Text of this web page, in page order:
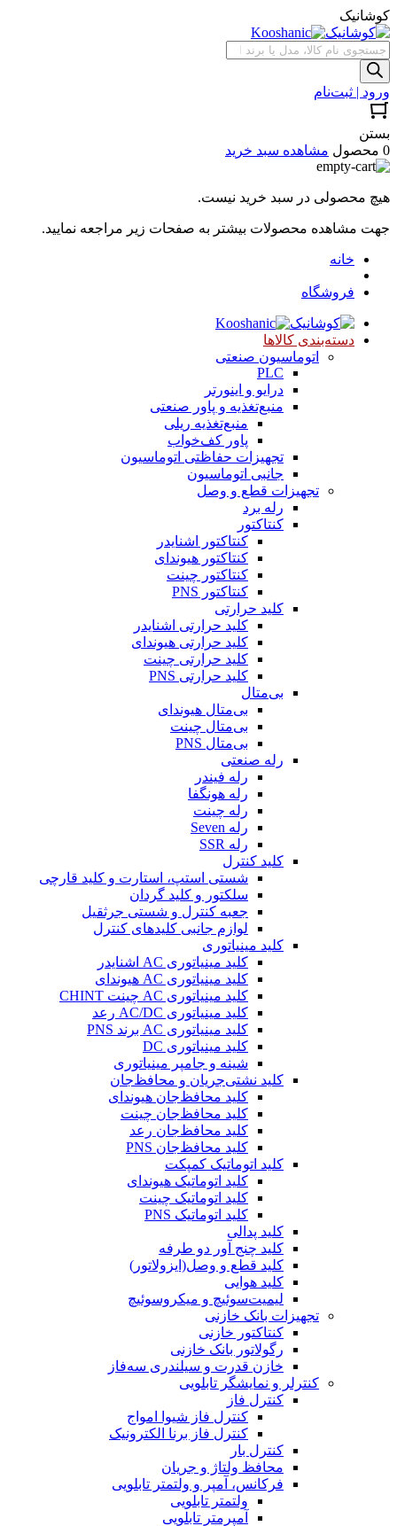
کوشانیک
جستجوی
محصولات
ورود | ثبت‌نام
بستن
0 محصول
مشاهده سبد خرید
هیچ محصولی در سبد خرید نیست.
جهت مشاهده محصولات بیشتر به صفحات زیر مراجعه نمایید.
خانه
فروشگاه
دسته‌بندی کالاها
اتوماسیون صنعتی
PLC
درایو و اینورتر
منبع‌تغذیه و پاور صنعتی
منبع‌تغذیه ریلی
پاور کف‌خواب
تجهیزات حفاظتی اتوماسیون
جانبی اتوماسیون
تجهیزات قطع و وصل
رله برد
کنتاکتور
کنتاکتور اشنایدر
کنتاکتور هیوندای
کنتاکتور چینت
کنتاکتور PNS
کلید حرارتی
کلید حرارتی اشنایدر
کلید حرارتی هیوندای
کلید حرارتی چینت
کلید حرارتی PNS
بی‌متال
بی‌متال هیوندای
بی‌متال چینت
بی‌متال PNS
رله صنعتی
رله فیندر
رله هونگفا
رله چینت
رله Seven
رله SSR
کلید کنترل
شستی استپ، استارت و کلید قارچی
سلکتور و کلید گردان
جعبه کنترل و شستی جرثقیل
لوازم جانبی کلیدهای کنترل
کلید مینیاتوری
کلید مینیاتوری AC اشنایدر
کلید مینیاتوری AC هیوندای
کلید مینیاتوری AC چینت CHINT
کلید مینیاتوری AC/DC رعد
کلید مینیاتوری AC برند PNS
کلید مینیاتوری DC
شینه و جامپر مینیاتوری
کلید نشتی‌جریان و محافظ‌جان
کلید محافظ‌جان هیوندای
کلید محافظ‌جان چینت
کلید محافظ‌جان رعد
کلید محافظ‌جان PNS
کلید اتوماتیک کمپکت
کلید اتوماتیک هیوندای
کلید اتوماتیک چینت
کلید اتوماتیک PNS
کلید پدالی
کلید چنج آور دو طرفه
کلید قطع و وصل(ایزولاتور)
کلید هوایی
لیمیت‌سوئیچ و میکروسوئیچ
تجهیزات بانک خازنی
کنتاکتور خازنی
رگولاتور بانک خازنی
خازن قدرت و سیلندری سه‌فاز
کنترلر و نمایشگر تابلویی
کنترل فاز
کنترل فاز شیوا امواج
کنترل فاز برنا الکترونیک
کنترل بار
محافظ ولتاژ و جریان
فرکانس، آمپر و ولتمتر تابلویی
ولتمتر تابلویی
آمپرمتر تابلویی